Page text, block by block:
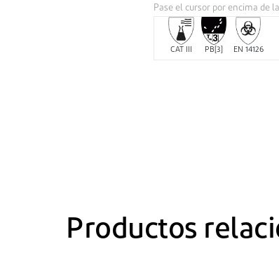
Pase el cursor por encima de
CAT III PB[3] EN 14126
Productos